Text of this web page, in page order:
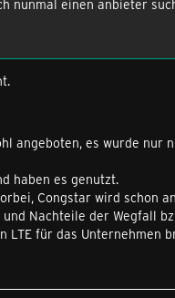
nunmal einen anbieter
angeboten, es wurde nur
haben es genutzt.
Congstar wird schon
Nachteile der Wegfall
LTE für das Unternehmen